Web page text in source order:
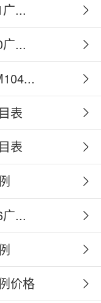
...
...
表
表
...
价格